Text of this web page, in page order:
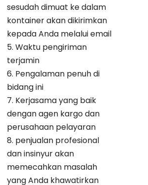
sesudah dimuat ke dalam
kontainer akan dikirimkan
kepada Anda melalui email
5. Waktu pengiriman
terjamin
6. Pengalaman penuh di
bidang ini
7. Kerjasama yang baik
dengan agen kargo dan
perusahaan pelayaran
8. penjualan profesional
dan insinyur akan
memecahkan masalah
yang Anda khawatirkan